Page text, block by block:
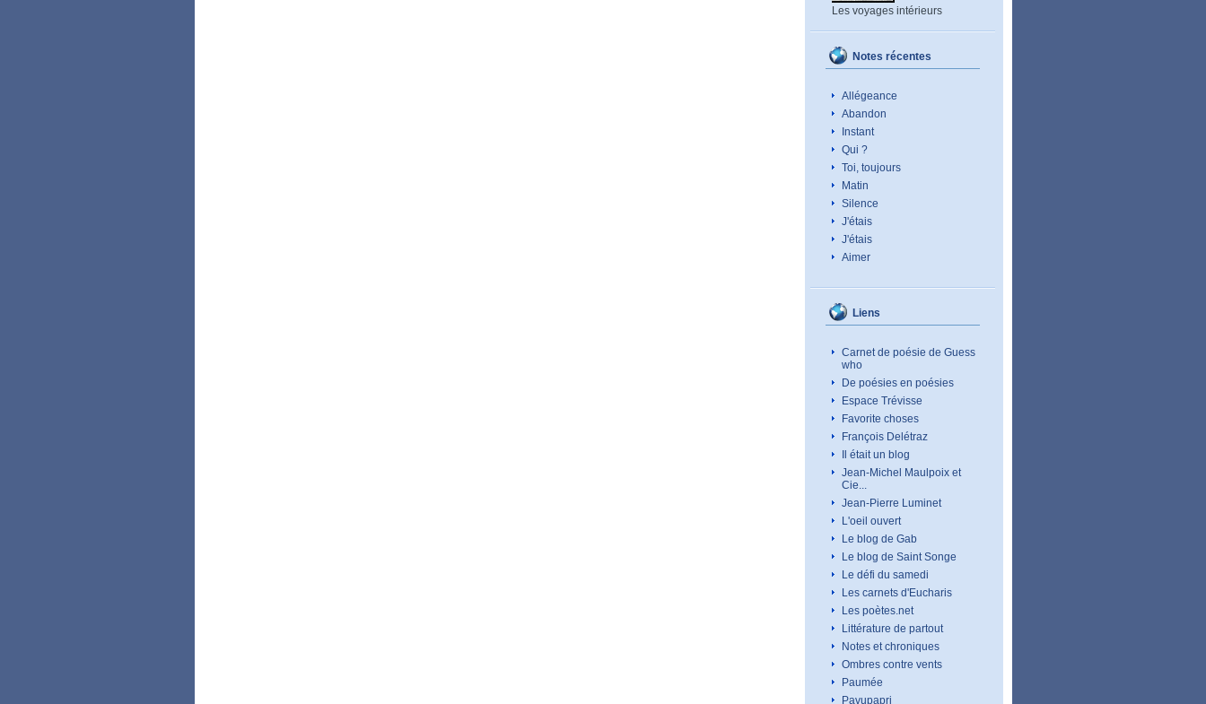
Les voyages intérieurs
Notes récentes
Allégeance
Abandon
Instant
Qui ?
Toi, toujours
Matin
Silence
J'étais
J'étais
Aimer
Liens
Carnet de poésie de Guess
who
De poésies en poésies
Espace Trévisse
Favorite choses
François Delétraz
Il était un blog
Jean-Michel Maulpoix et
Cie...
Jean-Pierre Luminet
L'oeil ouvert
Le blog de Gab
Le blog de Saint Songe
Le défi du samedi
Les carnets d'Eucharis
Les poètes.net
Littérature de partout
Notes et chroniques
Ombres contre vents
Paumée
Pavupapri